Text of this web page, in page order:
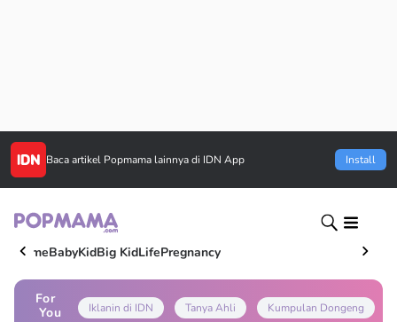
Baca artikel Popmama lainnya di IDN App Install
HomeBabyKidBig KidLifePregnancy
For
You
Iklanin di IDN Tanya Ahli Kumpulan Dongeng